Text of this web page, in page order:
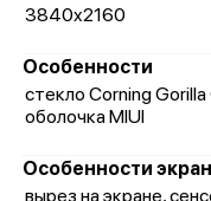
3840x2160
Особенности
стекло Corning
оболочка MIUI
Особенности
вырез на экране,